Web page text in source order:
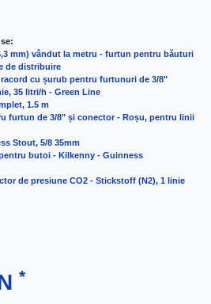
mm) vândut la metru - furtun pentru băuturi
de distribuire
cu șurub pentru furtunuri de 3/8"
35 litri/h - Green Line
1.5 m
furtun de 3/8" și conector - Roșu, pentru linii
Stout, 5/8 35mm
butoi - Kilkenny - Guinness
de presiune CO2 - Stickstoff (N2), 1 linie
*